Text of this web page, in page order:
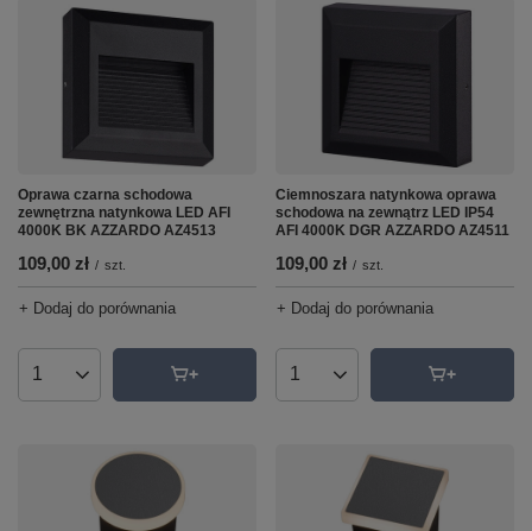
Oprawa czarna schodowa
zewnętrzna natynkowa LED AFI
4000K BK AZZARDO AZ4513
109,00 zł / szt.
+ Dodaj do porównania
Ilość produktów
Ciemnoszara natynkowa oprawa
schodowa na zewnątrz LED IP54
AFI 4000K DGR AZZARDO AZ4511
109,00 zł / szt.
+ Dodaj do porównania
Ilość produktów